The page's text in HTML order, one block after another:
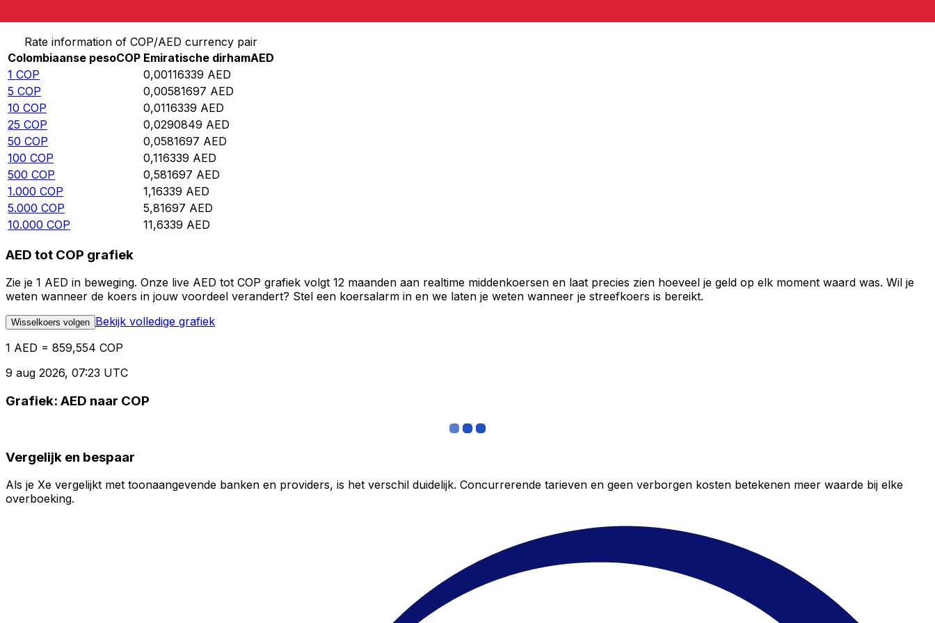
Rate information of COP/AED currency pair
Colombiaanse pesoCOP Emiratische dirhamAED
1 COP 0,00116339 AED
5 COP 0,00581697 AED
10 COP 0,0116339 AED
25 COP 0,0290849 AED
50 COP 0,0581697 AED
100 COP 0,116339 AED
500 COP 0,581697 AED
1.000 COP 1,16339 AED
5.000 COP 5,81697 AED
10.000 COP 11,6339 AED
AED tot COP grafiek
Zie je 1 AED in beweging. Onze live AED tot COP grafiek volgt 12 maanden aan realtime middenkoersen en laat precies zien hoeveel je geld op elk moment waard was. Wil je
weten wanneer de koers in jouw voordeel verandert? Stel een koersalarm in en we laten je weten wanneer je streefkoers is bereikt.
Wisselkoers volgen Bekijk volledige grafiek
1 AED = 859,554 COP
9 aug 2026, 07:23 UTC
Grafiek: AED naar COP
Vergelijk en bespaar
Als je Xe vergelijkt met toonaangevende banken en providers, is het verschil duidelijk. Concurrerende tarieven en geen verborgen kosten betekenen meer waarde bij elke
overboeking.